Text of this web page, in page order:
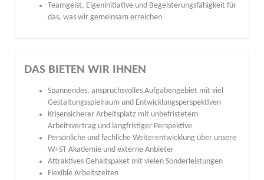
Teamgeist, Eigeninitiative und Begeisterungsfähigkeit für
das, was wir gemeinsam erreichen
DAS BIETEN WIR IHNEN
Spannendes, anspruchsvolles Aufgabengebiet mit viel
Gestaltungsspielraum und Entwicklungsperspektiven
Krisensicherer Arbeitsplatz mit unbefristetem
Arbeitsvertrag und langfristiger Perspektive
Persönliche und fachliche Weiterentwicklung über unsere
W+ST Akademie und externe Anbieter
Attraktives Gehaltspaket mit vielen Sonderleistungen
Flexible Arbeitszeiten